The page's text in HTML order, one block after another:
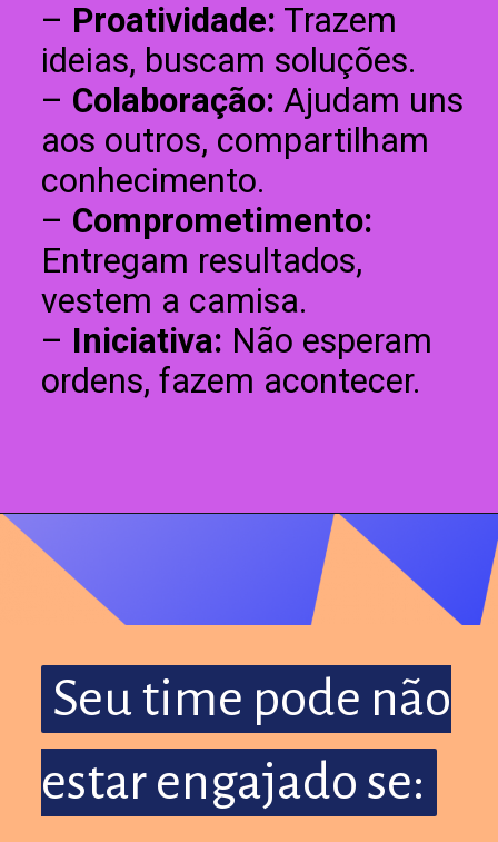
– Proatividade: Trazem
ideias, buscam soluções.
– Colaboração: Ajudam uns
aos outros, compartilham
conhecimento.
– Comprometimento:
Entregam resultados,
vestem a camisa.
– Iniciativa: Não esperam
ordens, fazem acontecer.
Seu time pode não
estar engajado se:
Seu time pode não
estar engajado se: